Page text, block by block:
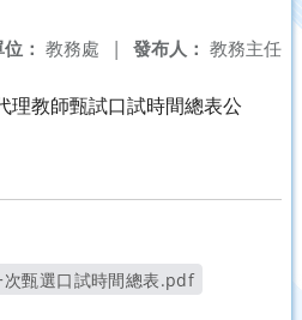
發布人： 教務主任
： 教務處 |
理教師甄試口試時間總表公
甄選口試時間總表.pdf